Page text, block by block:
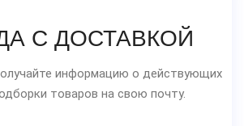
С ДОСТАВКОЙ
информацию о действующих
товаров на свою почту.